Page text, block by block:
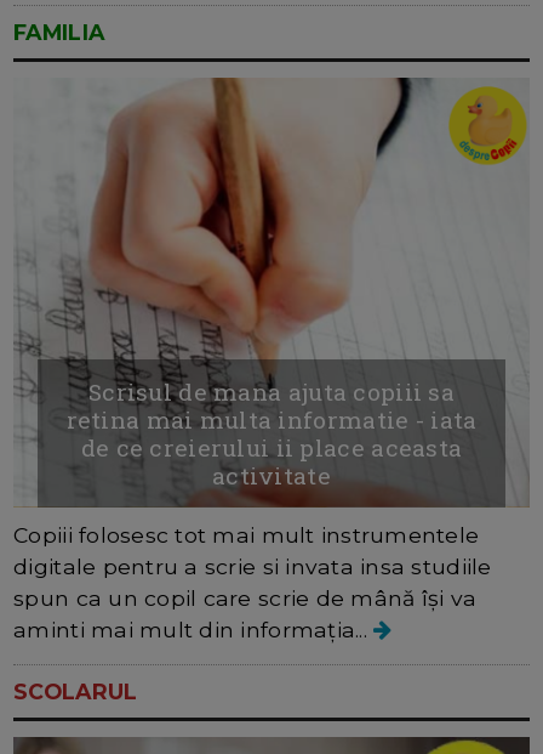
FAMILIA
Scrisul de mana ajuta copiii sa
retina mai multa informatie - iata
de ce creierului ii place aceasta
activitate
Copiii folosesc tot mai mult instrumentele
digitale pentru a scrie si invata insa studiile
spun ca un copil care scrie de mână își va
aminti mai mult din informația...
SCOLARUL